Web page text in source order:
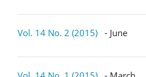
Vol. 14 No. 2 (2015) - June